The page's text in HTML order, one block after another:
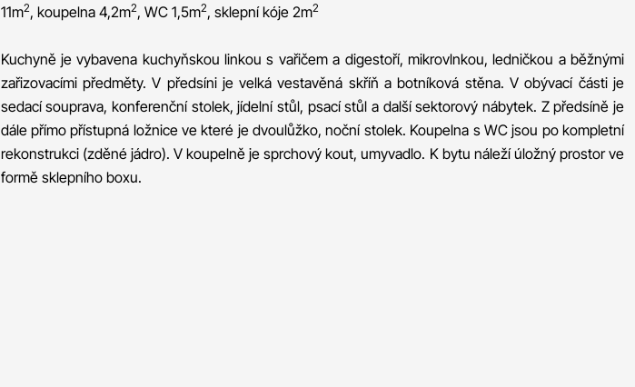
11m2, koupelna 4,2m2, WC 1,5m2, sklepní kóje 2m2
Kuchyně je vybavena kuchyňskou linkou s vařičem a digestoří, mikrovlnkou, ledničkou a běžnými
zařizovacími předměty. V předsíni je velká vestavěná skříň a botníková stěna. V obývací části je
sedací souprava, konferenční stolek, jídelní stůl, psací stůl a další sektorový nábytek. Z předsíně je
dále přímo přístupná ložnice ve které je dvoulůžko, noční stolek. Koupelna s WC jsou po kompletní
rekonstrukci (zděné jádro). V koupelně je sprchový kout, umyvadlo. K bytu náleží úložný prostor ve
formě sklepního boxu.